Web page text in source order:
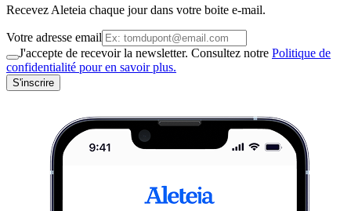
Recevez Aleteia chaque jour dans votre boite e-mail.
Votre adresse email
J'accepte de recevoir la newsletter. Consultez notre Politique de
confidentialité pour en savoir plus.
S'inscrire